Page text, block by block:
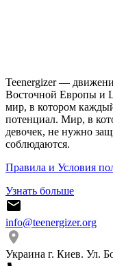
Teenergizer —
Восточной Европы и
мир, в котором
потенциал. Мир, в
девочек, не нужно
соблюдаются.
Правила и Условия
Узнать больше
info@teenergizer.org
Украина г. Киев. Ул.